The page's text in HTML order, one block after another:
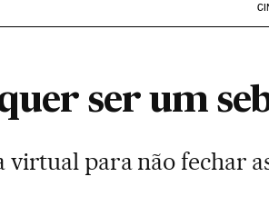
ser um
virtual para não fechar